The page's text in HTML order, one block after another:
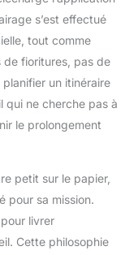
rapidement à
? Avec ce
vous avez
la
devient un
et chaque
devient un
Écran
:
La mini
et intuitive
tout ce que
savoir :
s’est effectué
tout comme
de fioritures, pas de
planifier un itinéraire
qui ne cherche pas à
le prolongement
petit sur le papier,
pour sa mission.
livrer
Cette philosophie